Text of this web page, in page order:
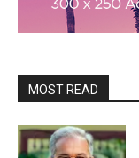
MOST READ